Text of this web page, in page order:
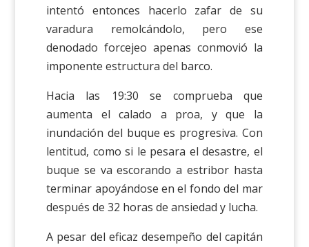
intentó entonces hacerlo zafar de su
varadura remolcándolo, pero ese
denodado forcejeo apenas conmovió la
imponente estructura del barco.
Hacia las 19:30 se comprueba que
aumenta el calado a proa, y que la
inundación del buque es progresiva. Con
lentitud, como si le pesara el desastre, el
buque se va escorando a estribor hasta
terminar apoyándose en el fondo del mar
después de 32 horas de ansiedad y lucha.
A pesar del eficaz desempeño del capitán